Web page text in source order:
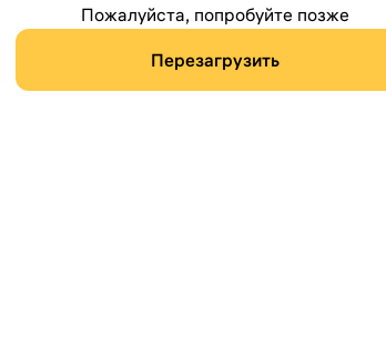
Пожалуйста, попробуйте позже
Перезагрузить